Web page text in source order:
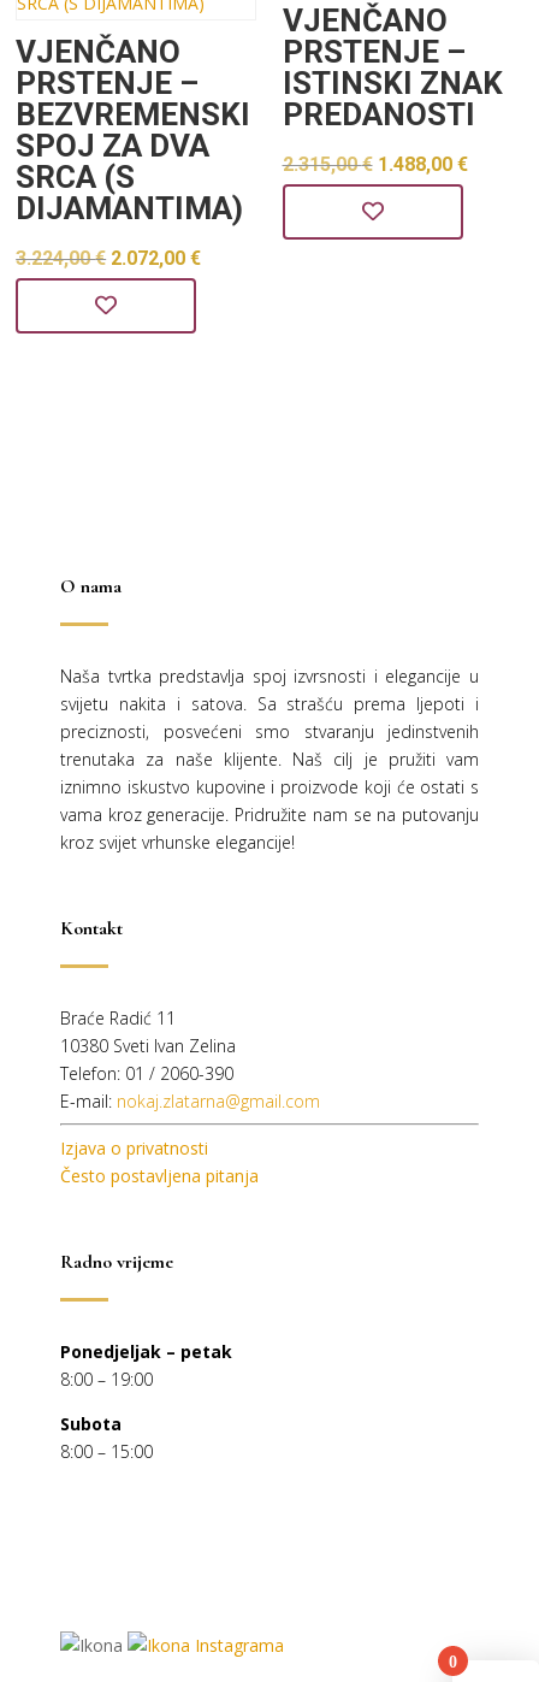
VJENČANO
PRSTENJE –
BEZVREMENSKI
SPOJ ZA DVA
SRCA (S
DIJAMANTIMA)
3.224,00€ Izvorna
cijena
bila
2.072,00€
VJENČANO
PRSTENJE –
ISTINSKI ZNAK
PREDANOSTI
2.315,00€ Izvorna
cijena
bila
1.488,00 €
O nama
Naša tvrtka predstavlja spoj izvrsnosti i elegancije u
svijetu nakita i satova. Sa strašću prema ljepoti i
preciznosti, posvećeni smo stvaranju jedinstvenih
trenutaka za naše klijente. Naš cilj je pružiti vam
iznimno iskustvo kupovine i proizvode koji će ostati s
vama kroz generacije. Pridružite nam se na putovanju
kroz svijet vrhunske elegancije!
Kontakt
Braće Radić 11
10380 Sveti Ivan Zelina
Telefon: 01 / 2060-390
E-mail: nokaj.zlatarna@gmail.com
Izjava o privatnosti
Često postavljena pitanja
Radno vrijeme
Ponedjeljak – petak
8:00 – 19:00
Subota
8:00 – 15:00
0